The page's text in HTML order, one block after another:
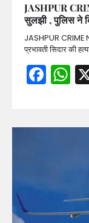
JASHPUR
सुलझी , पुलिस ने
JASHPUR CRIME
प्रभावती सिदार की